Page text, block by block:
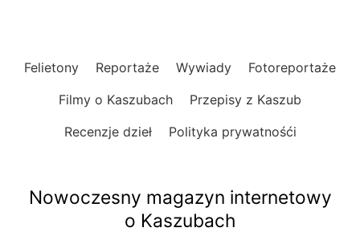
Felietony Reportaże Wywiady
Fotoreportaże
Filmy o Kaszubach
Przepisy z Kaszub
Recenzje dzieł
Polityka prywatnośći
Nowoczesny magazyn internetowy
o Kaszubach